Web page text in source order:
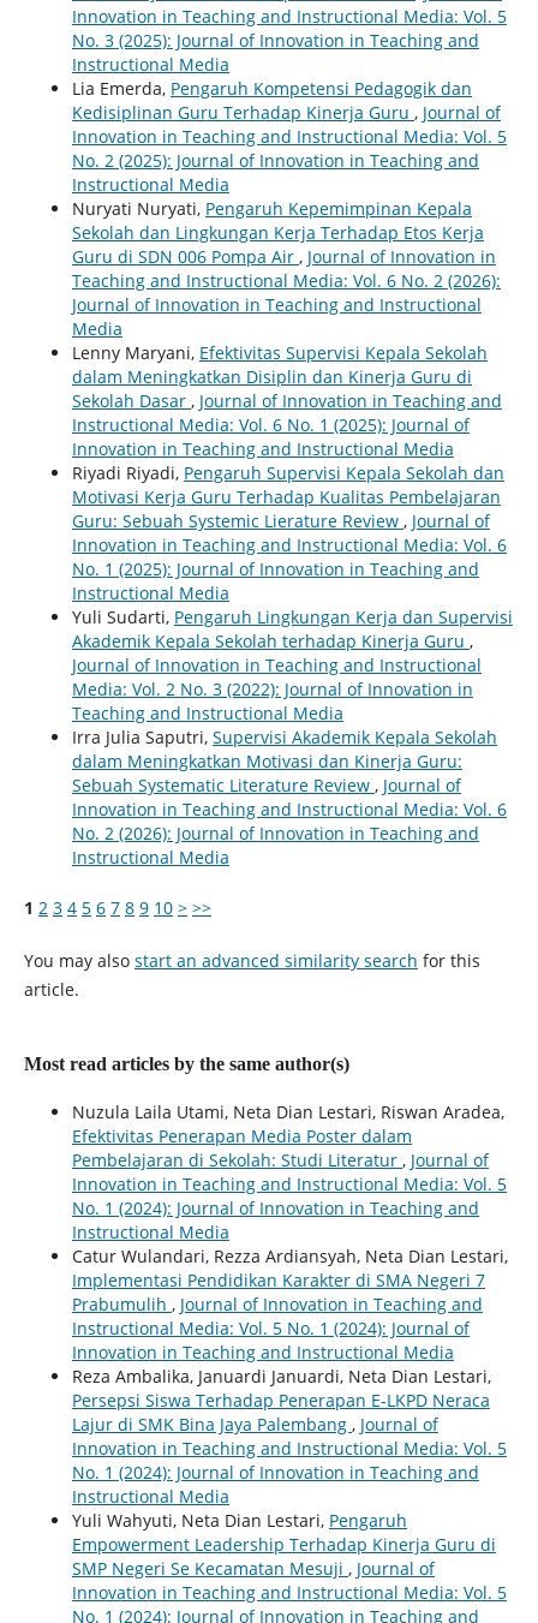
Innovation in Teaching and Instructional Media: Vol. 5
No. 3 (2025): Journal of Innovation in Teaching and
Instructional Media
Lia Emerda, Pengaruh Kompetensi Pedagogik dan
Kedisiplinan Guru Terhadap Kinerja Guru , Journal of
Innovation in Teaching and Instructional Media: Vol. 5
No. 2 (2025): Journal of Innovation in Teaching and
Instructional Media
Nuryati Nuryati, Pengaruh Kepemimpinan Kepala
Sekolah dan Lingkungan Kerja Terhadap Etos Kerja
Guru di SDN 006 Pompa Air , Journal of Innovation in
Teaching and Instructional Media: Vol. 6 No. 2 (2026):
Journal of Innovation in Teaching and Instructional
Media
Lenny Maryani, Efektivitas Supervisi Kepala Sekolah
dalam Meningkatkan Disiplin dan Kinerja Guru di
Sekolah Dasar , Journal of Innovation in Teaching and
Instructional Media: Vol. 6 No. 1 (2025): Journal of
Innovation in Teaching and Instructional Media
Riyadi Riyadi, Pengaruh Supervisi Kepala Sekolah dan
Motivasi Kerja Guru Terhadap Kualitas Pembelajaran
Guru: Sebuah Systemic Lierature Review , Journal of
Innovation in Teaching and Instructional Media: Vol. 6
No. 1 (2025): Journal of Innovation in Teaching and
Instructional Media
Yuli Sudarti, Pengaruh Lingkungan Kerja dan Supervisi
Akademik Kepala Sekolah terhadap Kinerja Guru ,
Journal of Innovation in Teaching and Instructional
Media: Vol. 2 No. 3 (2022): Journal of Innovation in
Teaching and Instructional Media
Irra Julia Saputri, Supervisi Akademik Kepala Sekolah
dalam Meningkatkan Motivasi dan Kinerja Guru:
Sebuah Systematic Literature Review , Journal of
Innovation in Teaching and Instructional Media: Vol. 6
No. 2 (2026): Journal of Innovation in Teaching and
Instructional Media
1 2 3 4 5 6 7 8 9 10 > >>
You may also start an advanced similarity search for this
article.
Most read articles by the same author(s)
Nuzula Laila Utami, Neta Dian Lestari, Riswan Aradea,
Efektivitas Penerapan Media Poster dalam
Pembelajaran di Sekolah: Studi Literatur , Journal of
Innovation in Teaching and Instructional Media: Vol. 5
No. 1 (2024): Journal of Innovation in Teaching and
Instructional Media
Catur Wulandari, Rezza Ardiansyah, Neta Dian Lestari,
Implementasi Pendidikan Karakter di SMA Negeri 7
Prabumulih , Journal of Innovation in Teaching and
Instructional Media: Vol. 5 No. 1 (2024): Journal of
Innovation in Teaching and Instructional Media
Reza Ambalika, Januardi Januardi, Neta Dian Lestari,
Persepsi Siswa Terhadap Penerapan E-LKPD Neraca
Lajur di SMK Bina Jaya Palembang , Journal of
Innovation in Teaching and Instructional Media: Vol. 5
No. 1 (2024): Journal of Innovation in Teaching and
Instructional Media
Yuli Wahyuti, Neta Dian Lestari, Pengaruh
Empowerment Leadership Terhadap Kinerja Guru di
SMP Negeri Se Kecamatan Mesuji , Journal of
Innovation in Teaching and Instructional Media: Vol. 5
No. 1 (2024): Journal of Innovation in Teaching and